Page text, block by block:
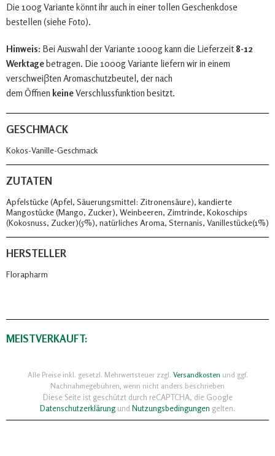
Die 100g Variante könnt ihr auch in einer tollen Geschenkdose
bestellen (siehe Foto).
Hinweis: Bei Auswahl der Variante 1000g kann die Lieferzeit 8-12
Werktagebetragen. Die 1000g Variante liefern wir in einem
verschweiβten Aromaschutzbeutel, der nach
dem Öffnen keineVerschlussfunktion besitzt.
GESCHMACK
Kokos-Vanille-Geschmack
ZUTATEN
Apfelstücke (Apfel, Säuerungsmittel: Zitronensäure), kandierte
Mangostücke (Mango, Zucker), Weinbeeren, Zimtrinde, Kokoschips
(Kokosnuss, Zucker)(5%), natürliches Aroma, Sternanis, Vanillestücke(1%)
HERSTELLER
Florapharm
MEISTVERKAUFT:
Alle Preise inkl. gesetzl. Mehrwertsteuer zzgl. Versandkosten und ggf.
Nachnahmegebühren, wenn nicht anders beschrieben
Diese Seite ist geschützt durch reCAPTCHA, die Google
Datenschutzerklärungund Nutzungsbedingungen gelten.